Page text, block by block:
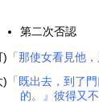
第二次否認
) 「那使女看見他
) 「既出去，到了
。』彼得又不承